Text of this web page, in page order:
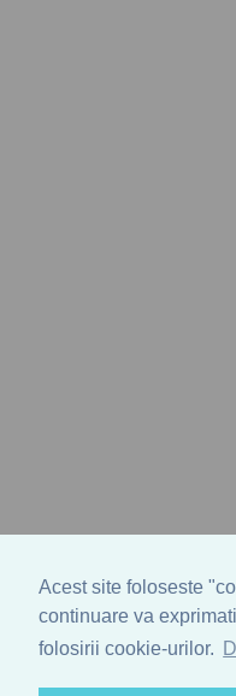
Acest site foloseste
continuare va
folosirii cookie-urilor.